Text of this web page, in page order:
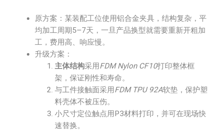
原方案：某装配工位使用铝合金夹具，结构复杂，平
均加工周期5–7天，一旦产品换型就需要重新开粗加
工，费用高、响应慢。
升级方案：
主体结构采用FDM Nylon CF10打印整体框
架，保证刚性和寿命。
与工件接触面采用FDM TPU 92A软垫，保护塑
料壳体不被压伤。
小尺寸定位触点用P3材料打印，并可在现场快
速替换。